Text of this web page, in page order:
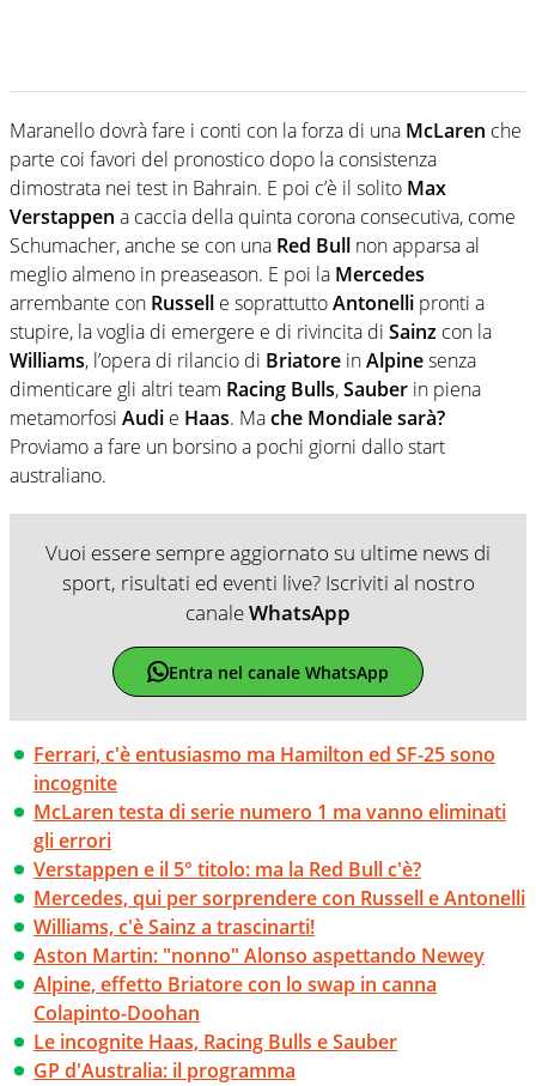
Maranello dovrà fare i conti con la forza di una McLaren che
parte coi favori del pronostico dopo la consistenza
dimostrata nei test in Bahrain. E poi c’è il solito Max
Verstappen a caccia della quinta corona consecutiva, come
Schumacher, anche se con una Red Bull non apparsa al
meglio almeno in preaseason. E poi la Mercedes
arrembante con Russell e soprattuttoAntonelli pronti a
stupire, la voglia di emergere e di rivincita di Sainz con la
Williams, l’opera di rilancio di Briatore inAlpinesenza
dimenticare gli altri team Racing Bulls,Sauber in piena
metamorfosi Audi e Haas. Mache Mondiale sarà?
Proviamo a fare un borsino a pochi giorni dallo start
australiano.
Vuoi essere sempre aggiornato su ultime news di
sport, risultati ed eventi live? Iscriviti al nostro
canaleWhatsApp
Entra nel canale WhatsApp
Ferrari, c'è entusiasmo ma Hamilton ed SF-25 sono
incognite
McLaren testa di serie numero 1 ma vanno eliminati
gli errori
Verstappen e il 5° titolo: ma la Red Bull c'è?
Mercedes, qui per sorprendere con Russell e Antonelli
Williams, c'è Sainz a trascinarti!
Aston Martin: "nonno" Alonso aspettando Newey
Alpine, effetto Briatore con lo swap in canna
Colapinto-Doohan
Le incognite Haas, Racing Bulls e Sauber
GP d'Australia: il programma